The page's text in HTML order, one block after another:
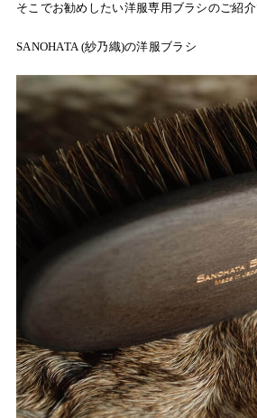
そこでお勧めしたい洋服専用ブラシのご紹介
SANOHATA (紗乃織)の洋服ブラシ